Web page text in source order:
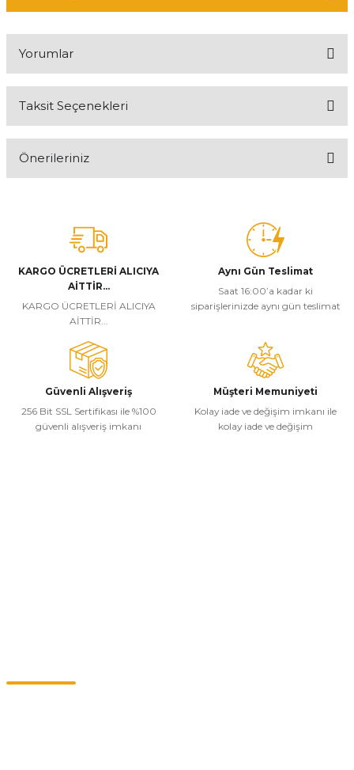
Yorumlar
Taksit Seçenekleri
Önerileriniz
tarafımıza iletebilirsiniz.
Görüş ve önerileriniz için teşekkür ederiz.
Ürün resmi kalitesiz, bozuk veya görüntülenemiyor.
Ürün açıklamasında eksik bilgiler bulunuyor.
Ürün bilgilerinde hatalar bulunuyor.
Ürün fiyatı diğer sitelerden daha pahalı.
Bu ürüne benzer farklı alternatifler olmalı.
KARGO ÜCRETLERİ ALICIYA
AİTTİR...
KARGO ÜCRETLERİ ALICIYA
AİTTİR...
Aynı Gün Teslimat
Saat 16:00’a kadar ki
siparişlerinizde aynı gün teslimat
Güvenli Alışveriş
256 Bit SSL Sertifikası ile %100
güvenli alışveriş imkanı
Müşteri Memuniyeti
Kolay iade ve değişim imkanı ile
kolay iade ve değişim